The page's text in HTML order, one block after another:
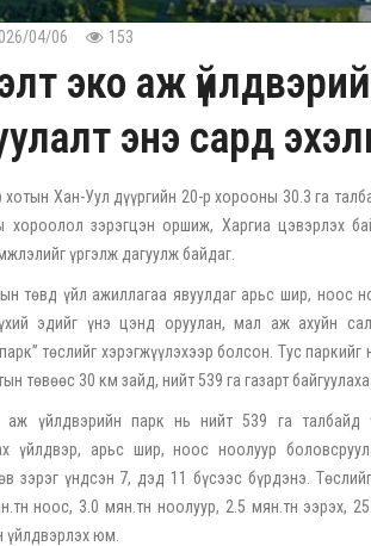
04/06 153
эко аж
энэ сард
хотын Хан-Уул дүүргийн 20-р хорооны 30.3 га
хороолол зэрэгцэн оршиж, Харгиа цэвэрлэх
үргэлж дагуулж байдаг.
төвд үйл ажиллагаа явуулдаг арьс шир, ноос
эдийг үнэ цэнд оруулан, мал аж ахуйн
төслийг хэрэгжүүлэхээр болсон. Тус
төвөөс 30 км зайд, нийт 539 га газарт
үйлдвэрийн парк нь нийт 539 га талбайд
үйлдвэр, арьс шир, ноос ноолуур
зэрэг үндсэн 7, дэд 11 бүсээс бүрдэнэ.
ноос, 3.0 мян.тн ноолуур, 2.5 мян.тн ээрэх,
үйлдвэрлэх юм.